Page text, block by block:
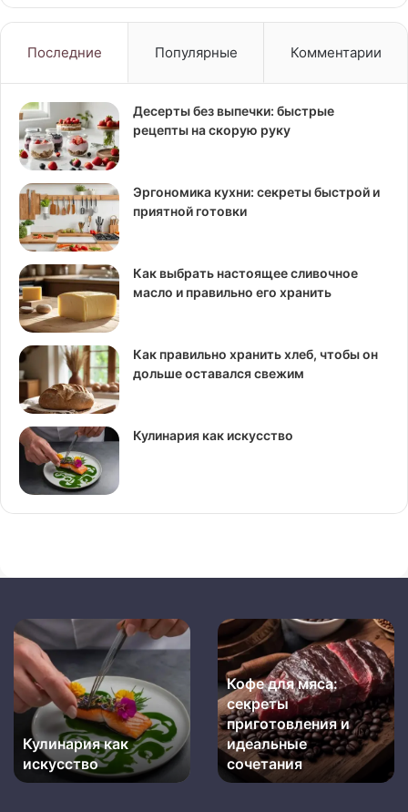
Последние Популярные Комментарии
Десерты без выпечки: быстрые
рецепты на скорую руку
Эргономика кухни: секреты быстрой и
приятной готовки
Как выбрать настоящее сливочное
масло и правильно его хранить
Как правильно хранить хлеб, чтобы он
дольше оставался свежим
Кулинария как искусство
Кулинария
как
искусство
Кулинария как
искусство
Кофе
для
мяса:
секреты
приготовления
и
идеальные
сочетания
Кофе для мяса:
секреты
приготовления и
идеальные
сочетания